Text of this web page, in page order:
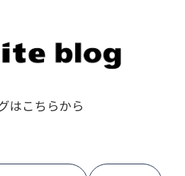
はこちらから